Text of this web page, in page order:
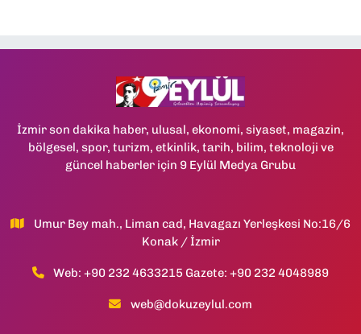
İzmir son dakika haber, ulusal, ekonomi, siyaset, magazin,
bölgesel, spor, turizm, etkinlik, tarih, bilim, teknoloji ve
güncel haberler için 9 Eylül Medya Grubu
Umur Bey mah., Liman cad, Havagazı Yerleşkesi No:16/6
Konak / İzmir
Web: +90 232 4633215 Gazete: +90 232 4048989
web@dokuzeylul.com